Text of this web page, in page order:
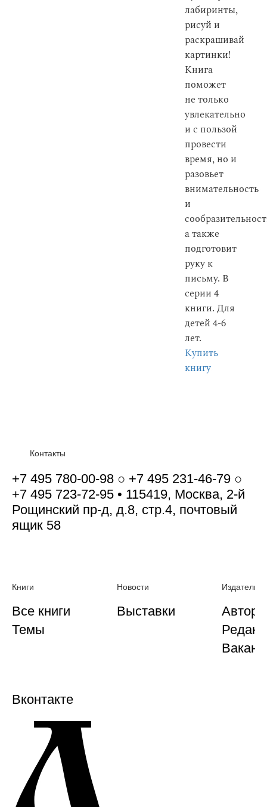
лабиринты,
рисуй и
раскрашивай
картинки!
Книга
поможет
не только
увлекательно
и с пользой
провести
время, но и
разовьет
внимательность
и
а также
подготовит
руку к
письму. В
серии 4
книги. Для
детей 4-6
лет.
Купить
книгу
Контакты
+7 495 780-00-98 ○ +7 495 231-46-79 ○
+7 495 723-72-95 • 115419, Москва, 2-й
Рощинский пр-д, д.8, стр.4, почтовый
ящик 58
Книги
Все книги
Темы
Новости
Выставки
Вконтакте